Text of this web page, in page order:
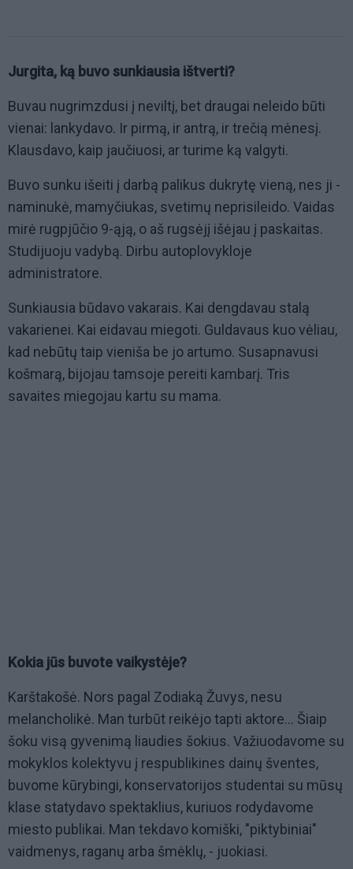
Jurgita, ką buvo sunkiausia ištverti?
Buvau nugrimzdusi į neviltį, bet draugai neleido būti
vienai: lankydavo. Ir pirmą, ir antrą, ir trečią mėnesį.
Klausdavo, kaip jaučiuosi, ar turime ką valgyti.
Buvo sunku išeiti į darbą palikus dukrytę vieną, nes ji -
naminukė, mamyčiukas, svetimų neprisileido. Vaidas
mirė rugpjūčio 9-ąją, o aš rugsėjį išėjau į paskaitas.
Studijuoju vadybą. Dirbu autoplovykloje
administratore.
Sunkiausia būdavo vakarais. Kai dengdavau stalą
vakarienei. Kai eidavau miegoti. Guldavaus kuo vėliau,
kad nebūtų taip vieniša be jo artumo. Susapnavusi
košmarą, bijojau tamsoje pereiti kambarį. Tris
savaites miegojau kartu su mama.
Kokia jūs buvote vaikystėje?
Karštakošė. Nors pagal Zodiaką Žuvys, nesu
melancholikė. Man turbūt reikėjo tapti aktore... Šiaip
šoku visą gyvenimą liaudies šokius. Važiuodavome su
mokyklos kolektyvu į respublikines dainų šventes,
buvome kūrybingi, konservatorijos studentai su mūsų
klase statydavo spektaklius, kuriuos rodydavome
miesto publikai. Man tekdavo komiški, "piktybiniai"
vaidmenys, raganų arba šmėklų, - juokiasi.